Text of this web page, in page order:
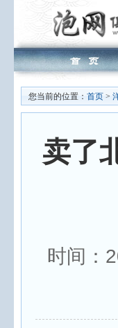
您当前的位置： 首页 >
卖了
时间：